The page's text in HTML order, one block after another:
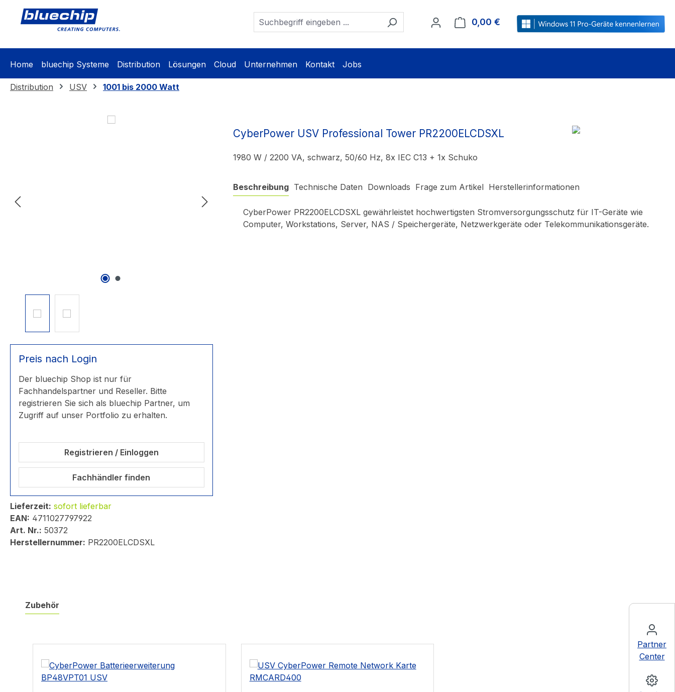
Zur Hauptnavigation springen
Partner
Center
0,00 € Warenkorb enthält 0 Positionen. Der
Home bluechip Systeme Distribution Lösungen Cloud Unternehmen Kontakt Jobs
Distribution USV 1001 bis 2000 Watt
Bildergalerie überspringen
Preis nach Login
Der bluechip Shop ist nur für
Fachhandelspartner und Reseller. Bitte
registrieren Sie sich als bluechip Partner, um
Zugriff auf unser Portfolio zu erhalten.
Registrieren / Einloggen
Fachhändler finden
Lieferzeit: sofort lieferbar
EAN: 4711027797922
Art. Nr.: 50372
Herstellernummer: PR2200ELCDSXL
CyberPower USV Professional Tower PR2200ELCDSXL
1980 W / 2200 VA, schwarz, 50/60 Hz, 8x IEC C13 + 1x Schuko
Beschreibung Technische Daten Downloads Frage zum Artikel Herstellerinformationen
CyberPower PR2200ELCDSXL gewährleistet hochwertigsten Stromversorgungsschutz für IT-Geräte wie
Computer, Workstations, Server, NAS / Speichergeräte, Netzwerkgeräte oder Telekommunikationsgeräte.
Zubehör